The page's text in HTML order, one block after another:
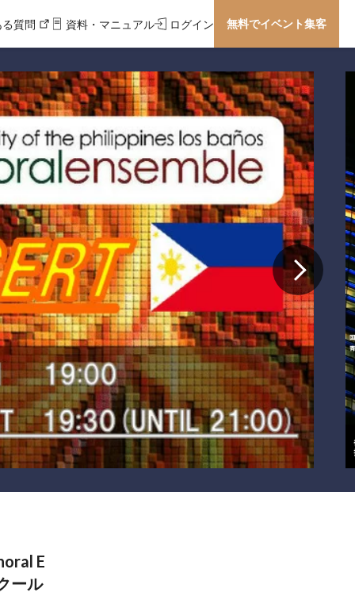
る質問 資料・マニュアル ログイン 無料でイベント集客
E
ール